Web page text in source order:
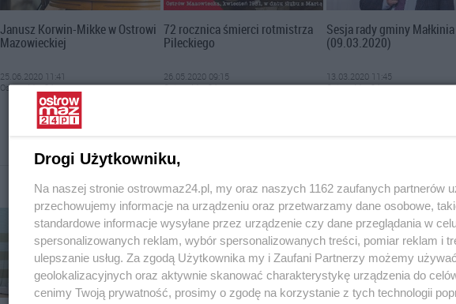
Janusz Korwin-Mikke w Ostrowi
Mazowieckiej
25.06.2020 11:41
OstrowMaz24
72 rocznica śmierci rotmistrza
Pileckiego
26.05.2020 09:15
OstrowMaz24
Sesja rady gminy
(09.03.2020)
13.03.2020 11:45
OstrowMaz24
Drogi Użytkowniku,
Na naszej stronie ostrowmaz24.pl, my oraz naszych 1162 zaufanych partnerów
przechowujemy informacje na urządzeniu oraz przetwarzamy dane osobowe,
standardowe informacje wysyłane przez urządzenie czy dane przeglądania w
spersonalizowanych reklam, wybór spersonalizowanych treści, pomiar reklam i
ulepszanie usług. Za zgodą Użytkownika my i Zaufani Partnerzy możemy
geolokalizacyjnych oraz aktywnie skanować charakterystykę urządzenia do
cenimy Twoją prywatność, prosimy o zgodę na korzystanie z tych technologii